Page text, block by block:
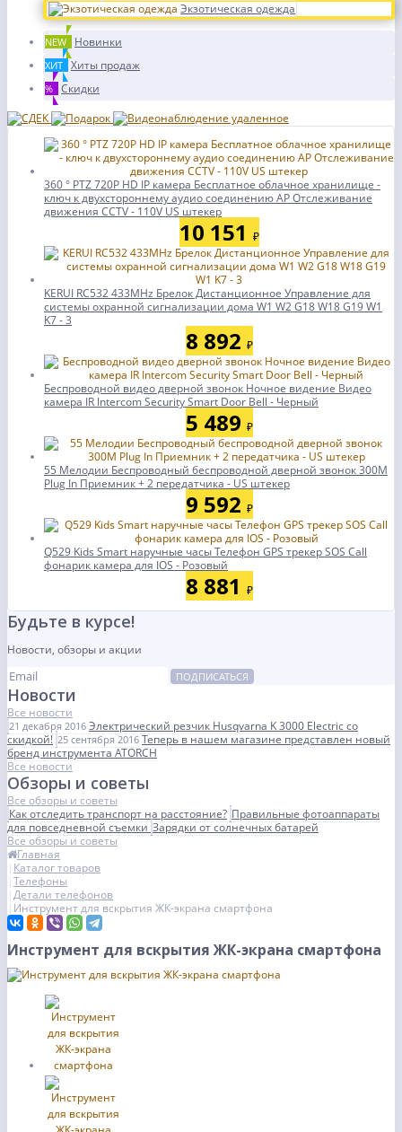
Экзотическая одежда
NEW Новинки
ХИТ Хиты продаж
% Скидки
360 ° PTZ 720P HD IP камера Бесплатное облачное хранилище -
ключ к двухстороннему аудио соединению AP Отслеживание
движения CCTV - 110V US штекер
10 151 ₽
KERUI RC532 433MHz Брелок Дистанционное Управление для
системы охранной сигнализации дома W1 W2 G18 W18 G19 W1
K7 - 3
8 892 ₽
Беспроводной видео дверной звонок Ночное видение Видео
камера IR Intercom Security Smart Door Bell - Черный
5 489 ₽
55 Мелодии Беспроводный беспроводной дверной звонок 300M
Plug In Приемник + 2 передатчика - US штекер
9 592 ₽
Q529 Kids Smart наручные часы Телефон GPS трекер SOS Call
фонарик камера для IOS - Розовый
8 881 ₽
Будьте в курсе!
Новости, обзоры и акции
ПОДПИСАТЬСЯ
Новости
Все новости
21 декабря 2016 Электрический резчик Husqvarna K 3000 Electric со
скидкой! 25 сентября 2016 Теперь в нашем магазине представлен новый
бренд инструмента ATORCH
Все новости
Обзоры и советы
Все обзоры и советы
Как отследить транспорт на расстояние? Правильные фотоаппараты
для повседневной съемкиЗарядки от солнечных батарей
Все обзоры и советы
Главная
Каталог товаров
Телефоны
Детали телефонов
Инструмент для вскрытия ЖК-экрана смартфона
Инструмент для вскрытия ЖК-экрана смартфона